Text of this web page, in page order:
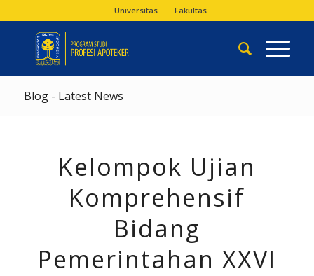
Universitas Fakultas
Blog - Latest News
Kelompok Ujian
Komprehensif
Bidang
Pemerintahan XXVI